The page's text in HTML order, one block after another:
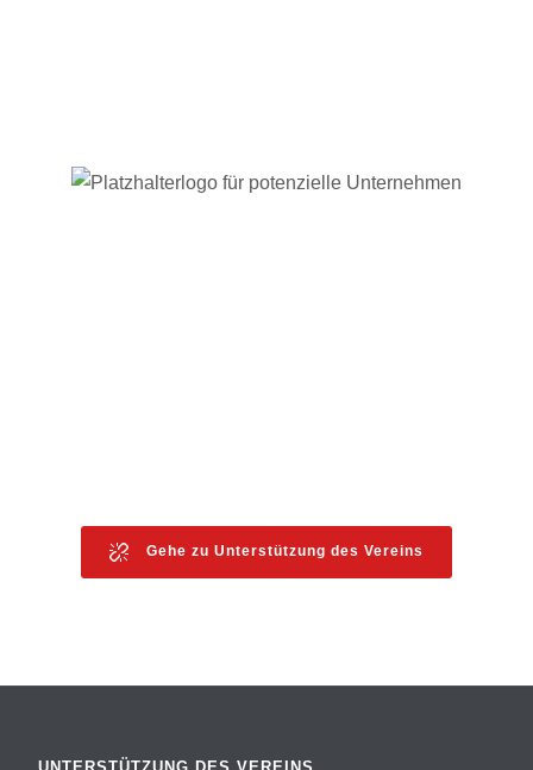
Gehe zu Unterstützung des Vereins